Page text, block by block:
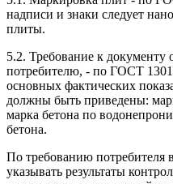
надписи и знаки следует
плиты.
5.2. Требование к документу
потребителю, - по ГОСТ
основных фактических
должны быть приведены:
марка бетона по
бетона.
По требованию потребителя
указывать результаты